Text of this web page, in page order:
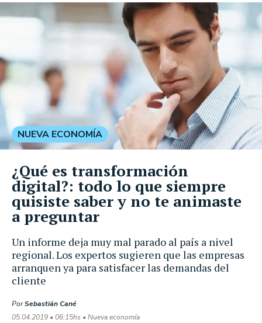
Un informe deja muy mal parado al país a nivel
regional. Los expertos sugieren que las empresas
arranquen ya para satisfacer las demandas del
cliente
PorSebastián Cané
05.04.2019 • 06:15hs • Nueva economía
NUEVA ECONOMÍA
¿Qué es transformación
digital?: todo lo que siempre
quisiste saber y no te animaste
a preguntar